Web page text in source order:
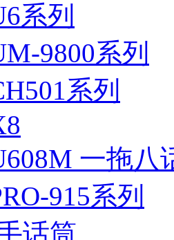
系列
9800系列
系列
一拖八
915系列
话筒